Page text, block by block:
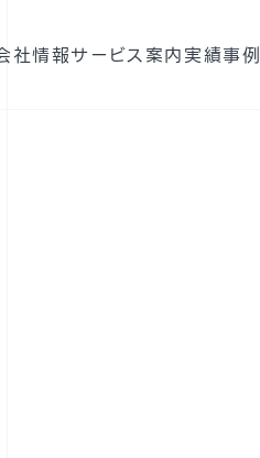
社情報サービス案内 実績事例